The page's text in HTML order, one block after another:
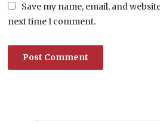
Save my name, email, and
next time I comment.